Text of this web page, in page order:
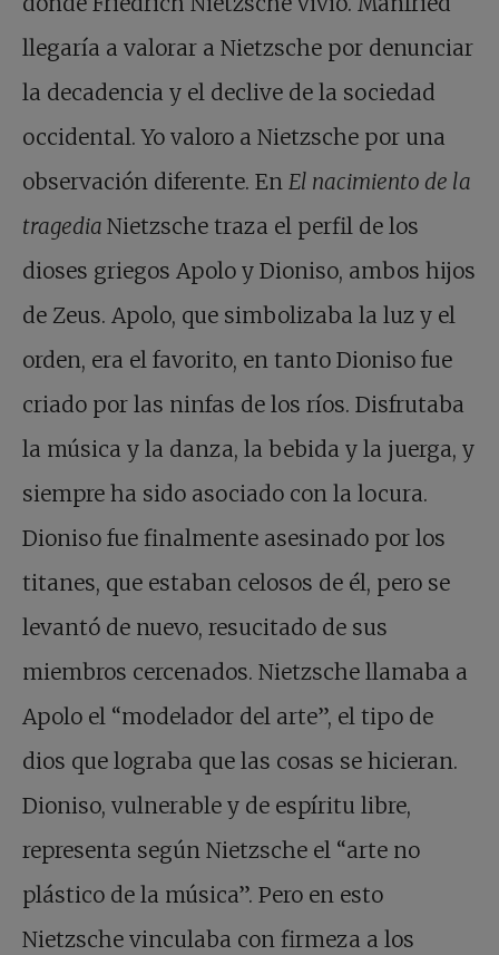
llegaría a valorar a Nietzsche por denunciar
la decadencia y el declive de la sociedad
occidental. Yo valoro a Nietzsche por una
observación diferente. En El nacimiento de la
tragedia Nietzsche traza el perfil de los
dioses griegos Apolo y Dioniso, ambos hijos
de Zeus. Apolo, que simbolizaba la luz y el
orden, era el favorito, en tanto Dioniso fue
criado por las ninfas de los ríos. Disfrutaba
la música y la danza, la bebida y la juerga, y
siempre ha sido asociado con la locura.
Dioniso fue finalmente asesinado por los
titanes, que estaban celosos de él, pero se
levantó de nuevo, resucitado de sus
miembros cercenados. Nietzsche llamaba a
Apolo el “modelador del arte”, el tipo de
dios que lograba que las cosas se hicieran.
Dioniso, vulnerable y de espíritu libre,
representa según Nietzsche el “arte no
plástico de la música”. Pero en esto
Nietzsche vinculaba con firmeza a los